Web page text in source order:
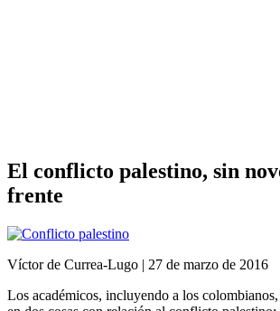
El conflicto palestino, sin
frente
Víctor de Currea-Lugo | ‎27 ‎de ‎marzo ‎de ‎2016
Los académicos, incluyendo a los